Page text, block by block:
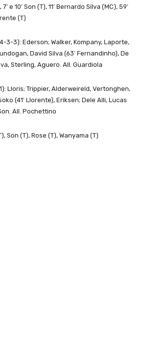
e 10′ Son (T), 11′ Bernardo Silva (MC), 59′
(T)
3-3): Ederson; Walker, Kompany, Laporte,
David Silva (63′ Fernandinho), De
Sterling, Aguero. All. Guardiola
Lloris; Trippier, Alderweireld, Vertonghen,
(41′ Llorente), Eriksen; Dele Alli, Lucas
All. Pochettino
Son (T), Rose (T), Wanyama (T)